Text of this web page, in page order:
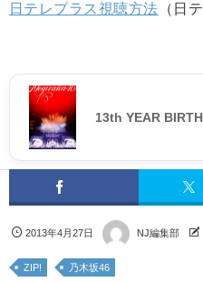
日テレプラス視聴方法 （日
13th YEAR
2013年4月27日 NJ編集部
ZIP! 乃木坂46